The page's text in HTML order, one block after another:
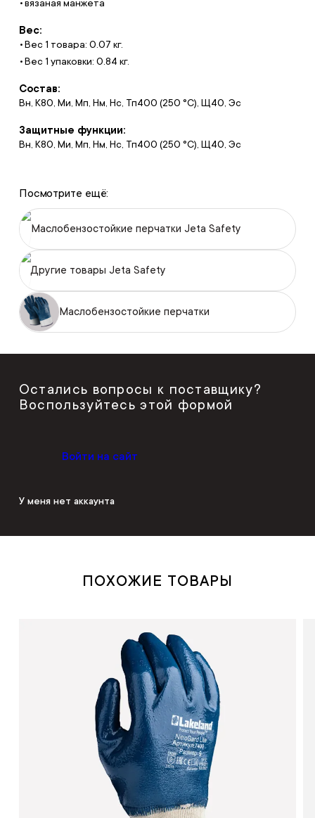
вязаная манжета
Вес:
Вес 1 товара: 0.07 кг.
Вес 1 упаковки: 0.84 кг.
Состав:
Вн, К80, Ми, Мп, Нм, Нс, Тп400 (250 °C), Щ40, Эс
Защитные функции:
Вн, К80, Ми, Мп, Нм, Нс, Тп400 (250 °C), Щ40, Эс
Посмотрите ещё:
Маслобензостойкие перчатки Jeta Safety
Другие товары Jeta Safety
Маслобензостойкие перчатки
Остались вопросы к поставщику?
Воспользуйтесь этой формой
Войти на сайт
У меня нет аккаунта
ПОХОЖИЕ ТОВАРЫ